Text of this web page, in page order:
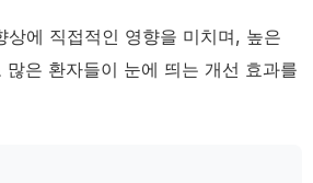
에 직접적인 영향을 미치며, 높은
은 환자들이 눈에 띄는 개선 효과를